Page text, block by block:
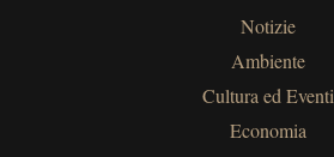
Notizie
Ambiente
Cultura ed Eventi
Economia